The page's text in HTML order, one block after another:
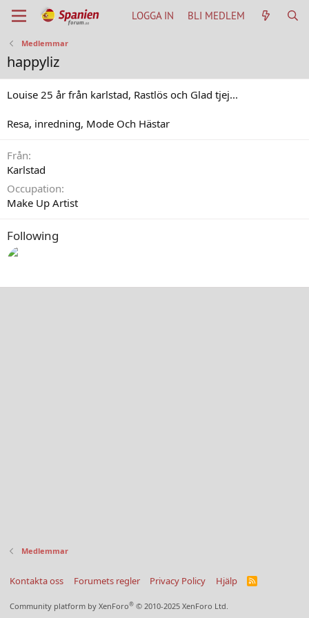
LOGGA IN BLI MEDLEM
Medlemmar
happyliz
Louise 25 år från karlstad, Rastlös och Glad tjej...
Resa, inredning, Mode Och Hästar
Från
Karlstad
Occupation
Make Up Artist
Following
Medlemmar
Kontakta oss Forumets regler Privacy Policy Hjälp
R
Community platform by XenForo® © 2010-2025 XenForo Ltd.